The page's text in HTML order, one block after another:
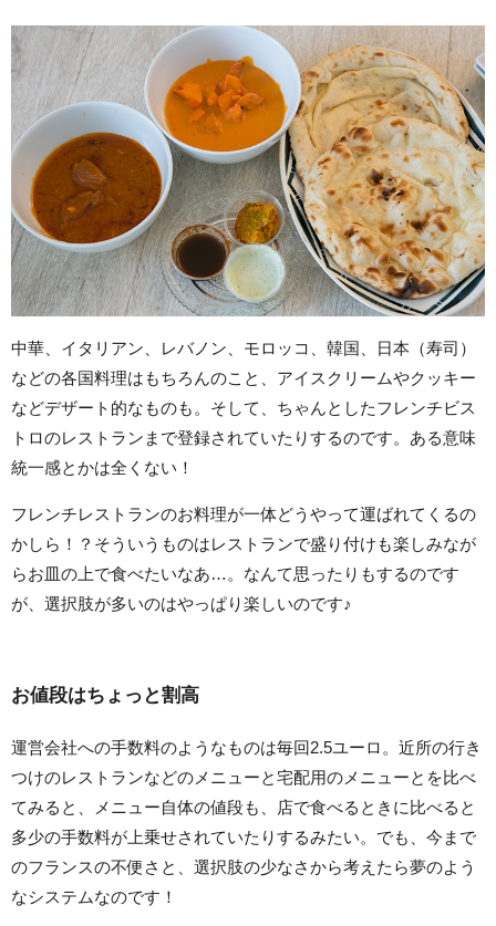
中華、イタリアン、レバノン、モロッコ、韓国、日本（寿司）
などの各国料理はもちろんのこと、アイスクリームやクッキー
などデザート的なものも。そして、ちゃんとしたフレンチビス
トロのレストランまで登録されていたりするのです。ある意味
統一感とかは全くない！
フレンチレストランのお料理が一体どうやって運ばれてくるの
かしら！？そういうものはレストランで盛り付けも楽しみなが
らお皿の上で食べたいなあ…。なんて思ったりもするのです
が、選択肢が多いのはやっぱり楽しいのです♪
お値段はちょっと割高
運営会社への手数料のようなものは毎回2.5ユーロ。近所の行き
つけのレストランなどのメニューと宅配用のメニューとを比べ
てみると、メニュー自体の値段も、店で食べるときに比べると
多少の手数料が上乗せされていたりするみたい。でも、今まで
のフランスの不便さと、選択肢の少なさから考えたら夢のよう
なシステムなのです！